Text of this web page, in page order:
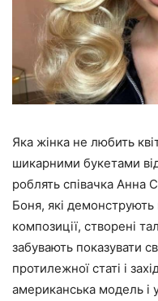
Яка жінка не любить
шикарними букетами
роблять співачка Анна
Боня, які демонструють
композиції, створені
забувають показувати
протилежної статі і
американська модель і